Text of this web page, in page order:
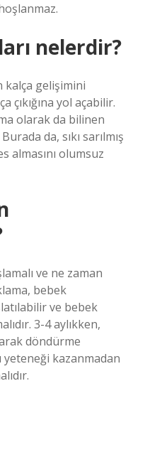
nelerdir?
kalça gelişimini
çıkığına yol açabilir.
olarak da bilinen
da, sıkı sarılmış
almasını olumsuz
ve ne zaman
bebek
ve bebek
3-4 aylıkken,
döndürme
kazanmadan